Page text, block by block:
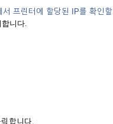
서 프린터에 할당된 IP를 확인
니다.
합니다.